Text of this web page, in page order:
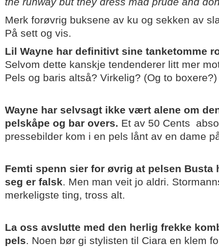
Merk forøvrig buksene av ku og sekken av
På sett og vis.
Lil Wayne har definitivt sine tanketomme
Selvom dette kanskje tendenderer litt mer
Pels og baris altså? Virkelig? (Og to boxere?)
Wayne har selvsagt ikke vært alene om
pelskåpe og bar overs. Et av 50 Cents
pressebilder kom i en pels lånt av en dame
Femti spenn sier for øvrig at pelsen Busta
seg er falsk. Men man veit jo aldri.
merkeligste ting, tross alt.
La oss avslutte med den herlig frekke
pels. Noen bør gi stylisten til Ciara en klem